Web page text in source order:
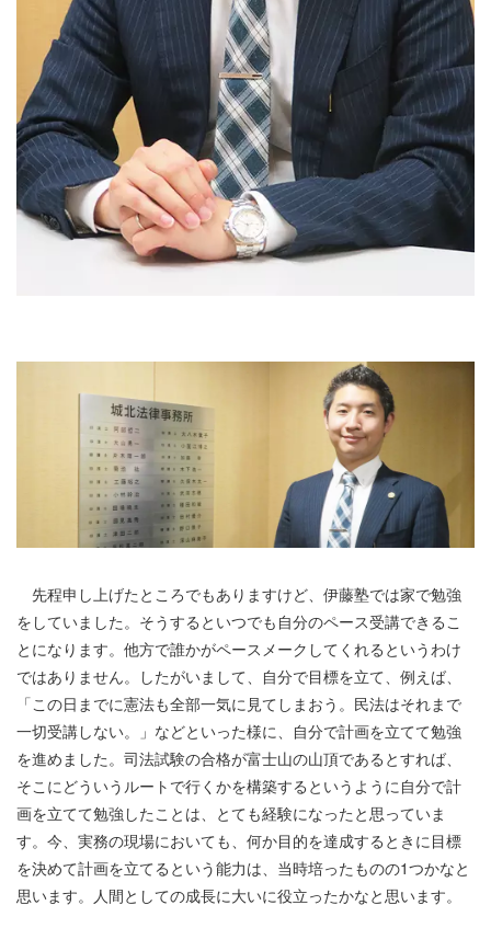
先程申し上げたところでもありますけど、伊藤塾では家で勉強
をしていました。そうするといつでも自分のペース受講できるこ
とになります。他方で誰かがペースメークしてくれるというわけ
ではありません。したがいまして、自分で目標を立て、例えば、
「この日までに憲法も全部一気に見てしまおう。民法はそれまで
一切受講しない。」などといった様に、自分で計画を立てて勉強
を進めました。司法試験の合格が富士山の山頂であるとすれば、
そこにどういうルートで行くかを構築するというように自分で計
画を立てて勉強したことは、とても経験になったと思っていま
す。今、実務の現場においても、何か目的を達成するときに目標
を決めて計画を立てるという能力は、当時培ったものの1つかなと
思います。人間としての成長に大いに役立ったかなと思います。